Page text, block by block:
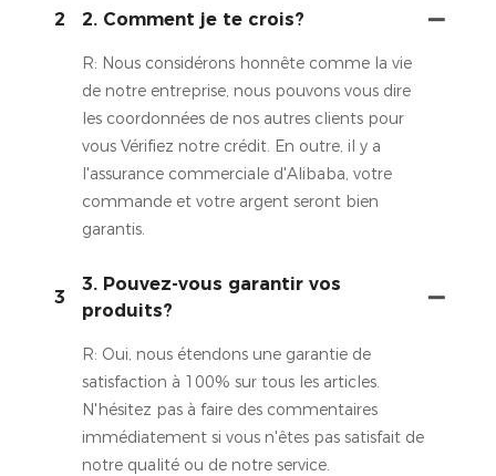
2 2. Comment je te crois?
R: Nous considérons honnête comme la vie
de notre entreprise, nous pouvons vous dire
les coordonnées de nos autres clients pour
vous Vérifiez notre crédit. En outre, il y a
l'assurance commerciale d'Alibaba, votre
commande et votre argent seront bien
garantis.
3
3. Pouvez-vous garantir vos
produits?
R: Oui, nous étendons une garantie de
satisfaction à 100% sur tous les articles.
N'hésitez pas à faire des commentaires
immédiatement si vous n'êtes pas satisfait de
notre qualité ou de notre service.